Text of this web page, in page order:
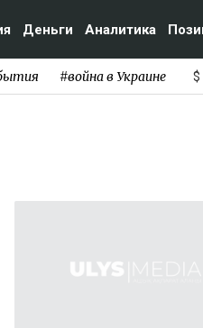
Деньги Аналитика
#война в Украине $